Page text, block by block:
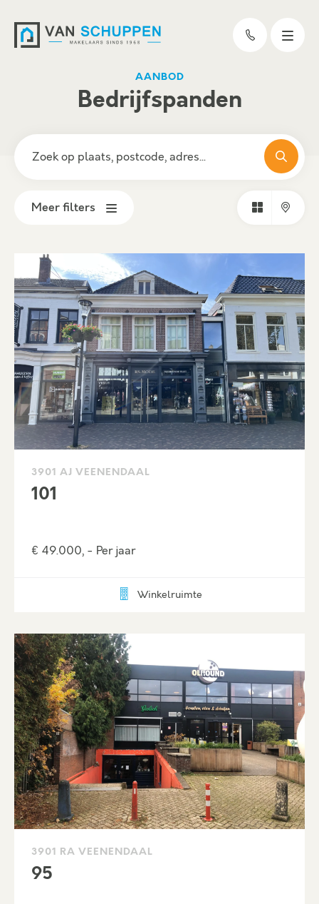
AANBOD
Bedrijfspanden
Meer filters
3901 AJ VEENENDAAL
101
€ 49.000, - Per jaar
Winkelruimte
3901 RA VEENENDAAL
95